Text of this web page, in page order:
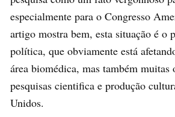
especialmente para o Congresso
artigo mostra bem, esta situação é o
política, que obviamente está
área biomédica, mas também muitas
pesquisas cientifica e produção
Unidos.